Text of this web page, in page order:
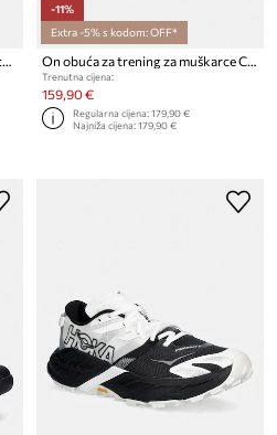
-11%
Extra -5% s kodom: OFF*
Trenutna cijena:
159,90 €
Regularna cijena:179,90 €
Najniža cijena:179,90 €